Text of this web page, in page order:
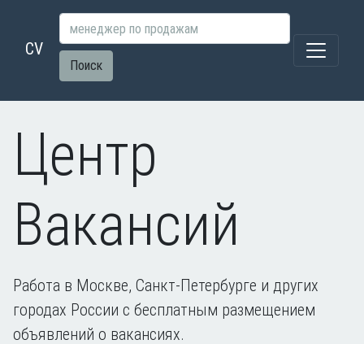
CV
Поиск
Центр
Вакансий
Работа в Москве, Санкт-Петербурге и других
городах России с бесплатным размещением
объявлений о вакансиях.